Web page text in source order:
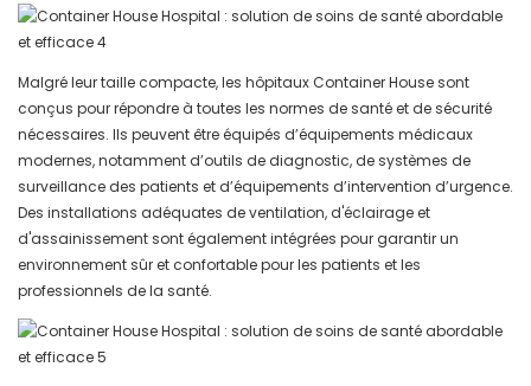
Malgré leur taille compacte, les hôpitaux Container House sont
conçus pour répondre à toutes les normes de santé et de sécurité
nécessaires. Ils peuvent être équipés d’équipements médicaux
modernes, notamment d’outils de diagnostic, de systèmes de
surveillance des patients et d’équipements d’intervention d’urgence.
Des installations adéquates de ventilation, d'éclairage et
d'assainissement sont également intégrées pour garantir un
environnement sûr et confortable pour les patients et les
professionnels de la santé.